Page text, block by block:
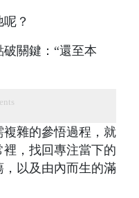
？
關鍵：“還至本
雜的參悟過程，就
，找回專注當下的
以及由內而生的滿